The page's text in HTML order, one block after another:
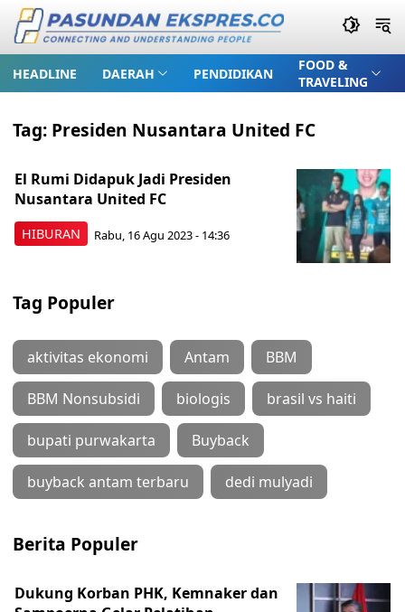
HEADLINE DAERAH PENDIDIKAN
FOOD &
TRAVELING
Tag: Presiden Nusantara United FC
HIBURAN
El Rumi Didapuk Jadi Presiden
Nusantara United FC
Rabu, 16 Agu 2023 - 14:36
Tag Populer
aktivitas ekonomi Antam BBM
BBM Nonsubsidi biologis brasil vs haiti
bupati purwakarta Buyback
buyback antam terbaru dedi mulyadi
Berita Populer
Dukung Korban PHK, Kemnaker dan